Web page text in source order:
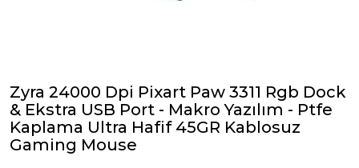
Zyra 24000 Dpi Pixart Paw 3311 Rgb Dock
& Ekstra USB Port - Makro Yazılım - Ptfe
Kaplama Ultra Hafif 45GR Kablosuz
Gaming Mouse